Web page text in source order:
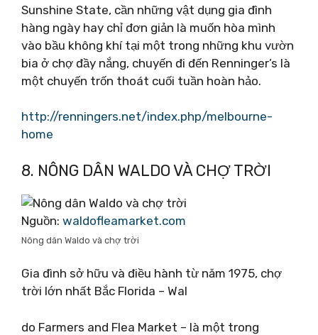
Sunshine State, cần những vật dụng gia đình
hàng ngày hay chỉ đơn giản là muốn hòa mình
vào bầu không khí tại một trong những khu vườn
bia ở chợ đầy nắng, chuyến đi đến Renninger’s là
một chuyến trốn thoát cuối tuần hoàn hảo.
http://renningers.net/index.php/melbourne-
home
8. NÔNG DÂN WALDO VÀ CHỢ TRỜI
Nguồn: waldofleamarket.com
Nông dân Waldo và chợ trời
Gia đình sở hữu và điều hành từ năm 1975, chợ
trời lớn nhất Bắc Florida – Wal
do Farmers and Flea Market – là một trong